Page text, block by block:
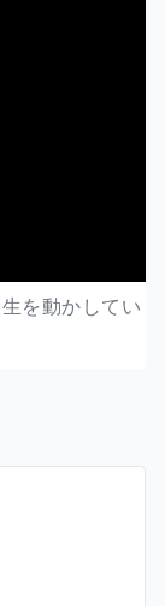
を動かしてい